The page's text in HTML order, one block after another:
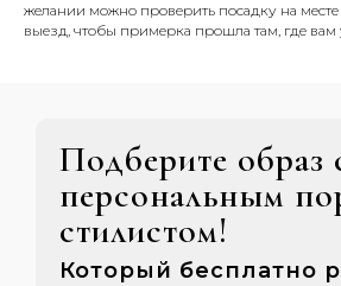
желании можно проверить посадку на
выезд, чтобы примерка прошла там, где вам
Подберите образ
персональным
стилистом!
Который бесплатно